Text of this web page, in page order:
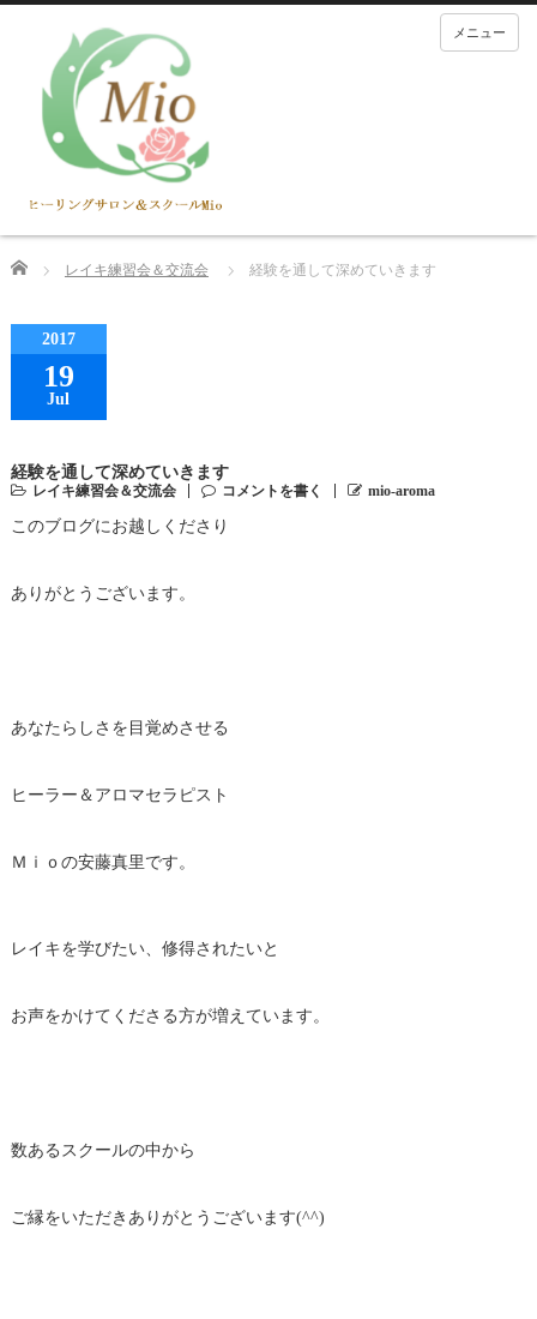
メニュー
Home レイキ練習会＆交流会 経験を通して深めていきます
2017
19
Jul
経験を通して深めていきます
レイキ練習会＆交流会 コメントを書く mio-aroma
このブログにお越しくださり
ありがとうございます。
あなたらしさを目覚めさせる
ヒーラー＆アロマセラピスト
Ｍｉｏの安藤真里です。
レイキを学びたい、修得されたいと
お声をかけてくださる方が増えています。
数あるスクールの中から
ご縁をいただきありがとうございます(^^)